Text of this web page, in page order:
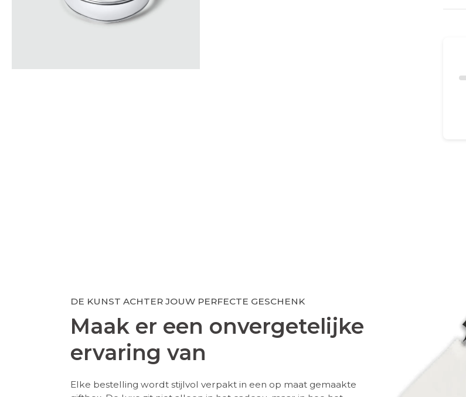
DE KUNST ACHTER JOUW PERFECTE GESCHENK
Maak er een onvergetelijke
ervaring van
Elke bestelling wordt stijlvol verpakt in een op maat gemaakte